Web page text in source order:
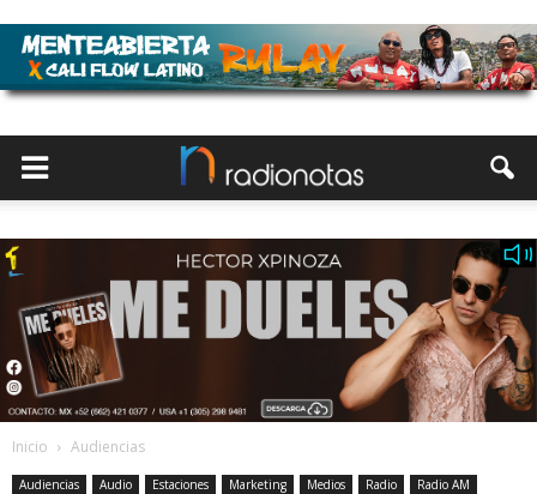
Inicio Audiencias
Audiencias Audio Estaciones Marketing Medios Radio Radio AM